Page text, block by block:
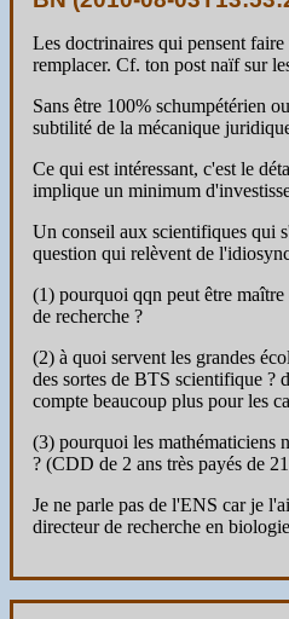
Les doctrinaires qui pensent
remplacer. Cf. ton post naïf sur
Sans être 100% schumpétérien
subtilité de la mécanique
Ce qui est intéressant, c'est le
implique un minimum
Un conseil aux scientifiques qui
question qui relèvent de
(1) pourquoi qqn peut être
de recherche ?
(2) à quoi servent les grandes
des sortes de BTS scientifique ?
compte beaucoup plus pour les
(3) pourquoi les mathématiciens
? (CDD de 2 ans très payés de
Je ne parle pas de l'ENS car je
directeur de recherche en